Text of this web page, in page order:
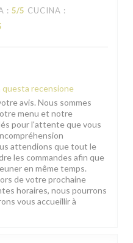
: 5/5 CUCINA :
questa recensione
avis. Nous sommes
menu et notre
pour l'attente que vous
attendions que tout le
les commandes afin que
en même temps.
de votre prochaine
horaires, nous pourrons
vous accueillir à